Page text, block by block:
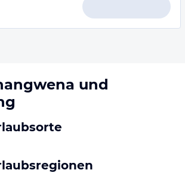
und